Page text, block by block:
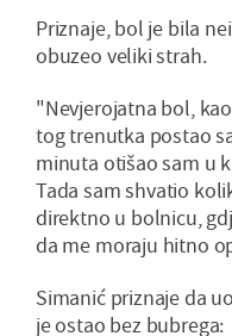
Priznaje, bol je bila
obuzeo veliki strah.
"Nevjerojatna bol,
tog trenutka postao
minuta otišao sam u
Tada sam shvatio
direktno u bolnicu,
da me moraju hitno
Simanić priznaje da
je ostao bez bubrega: